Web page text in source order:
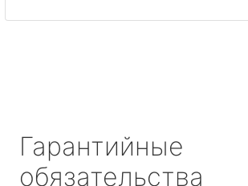
Гарантийные
обязательства